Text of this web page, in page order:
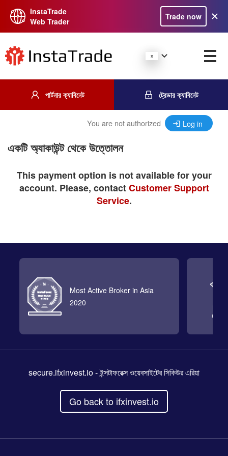
InstaTrade
Web Trader
Trade now
পার্টনার ক্যাবিনেট ট্রেডার ক্যাবিনেট
You are not authorized Log in
একটি অ্যাকাউন্ট থেকে উত্তোলন
This payment option is not available for your
account. Please, contactCustomer Support
Service.
Most Active Broker in Asia
2020
secure.ifxinvest.io- ইন্সটাফরেক্স ওয়েবসাইটের সিকিউর এরিয়া
Go back to ifxinvest.io